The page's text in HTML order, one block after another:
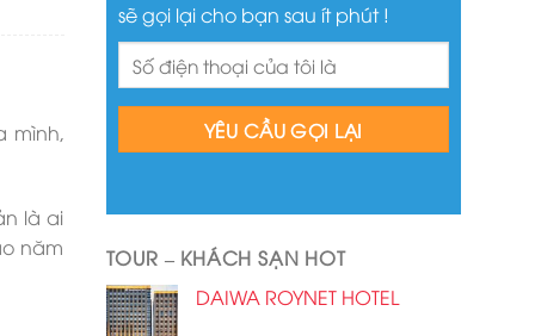
mình,
là ai
năm
sẽ gọi lại cho bạn sau ít phút !
TOUR – KHÁCH SẠN HOT
DAIWA ROYNET HOTEL